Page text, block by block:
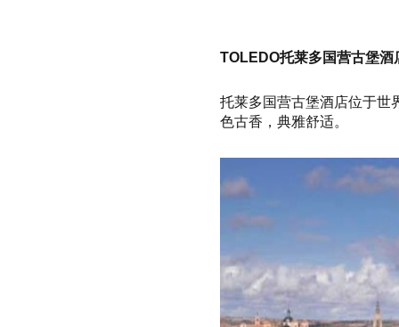
TOLEDO托莱多国营古堡酒
托莱多国营古堡酒店位于世
色古香，典雅舒适。